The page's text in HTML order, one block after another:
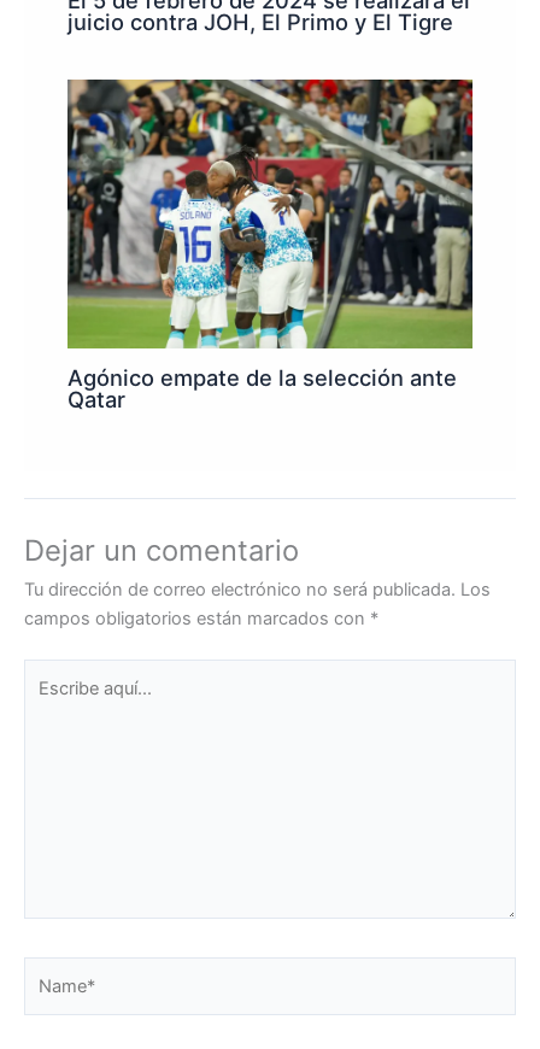
juicio contra JOH, El Primo y El Tigre
Agónico empate de la selección ante
Qatar
Dejar un comentario
Tu dirección de correo electrónico no será publicada. Los
campos obligatorios están marcados con *
aquí...